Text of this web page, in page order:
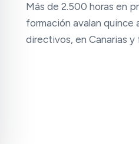
Más de 2.500 horas en
formación avalan quince
directivos, en Canarias y